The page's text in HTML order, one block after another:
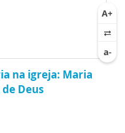
na igreja: Maria
Deus